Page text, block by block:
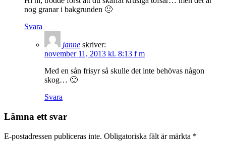
nog granar i bakgrunden 🙂
Svara
janne skriver:
november 11, 2013 kl. 8:13 f m
Med en sån frisyr så skulle det inte behövas någon
skog… 🙂
Svara
Lämna ett svar
E-postadressen publiceras inte. Obligatoriska fält är märkta *